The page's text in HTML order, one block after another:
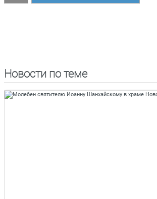
Новости по теме